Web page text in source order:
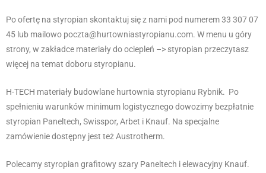
Po ofertę na styropian skontaktuj się z nami pod numerem 33 307 07
45 lub mailowo poczta@hurtowniastyropianu.com. W menu u góry
strony, w zakładce materiały do ociepleń –> styropian przeczytasz
więcej na temat doboru styropianu.
H-TECH materiały budowlane hurtownia styropianu Rybnik. Po
spełnieniu warunków minimum logistycznego dowozimy bezpłatnie
styropian Paneltech, Swisspor, Arbet i Knauf. Na specjalne
zamówienie dostępny jest też Austrotherm.
Polecamy styropian grafitowy szary Paneltech i elewacyjny Knauf.